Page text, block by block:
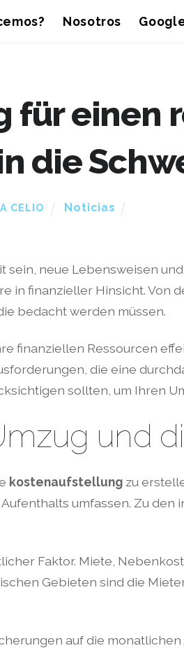
Nosotros
für einen
die
CELIO Noticias
neue Lebensweisen
in finanzieller Hinsicht. Von
bedacht werden müssen.
finanziellen Ressourcen
die eine
sollten, um Ihren
und
kostenaufstellung zu
umfassen. Zu den
Faktor. Miete,
Gebieten sind die
auf die